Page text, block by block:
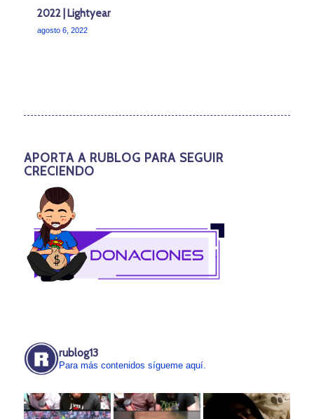
2022 | Lightyear
agosto 6, 2022
APORTA A RUBLOG PARA SEGUIR
CRECIENDO
rublog13
Para más contenidos sígueme aquí.